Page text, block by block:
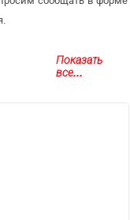
Показать
все...